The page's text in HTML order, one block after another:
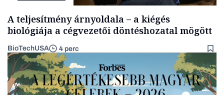
A teljesítmény árnyoldala – a kiégés
biológiája a cégvezetői döntéshozatal mögött
BioTechUSA 4 perc